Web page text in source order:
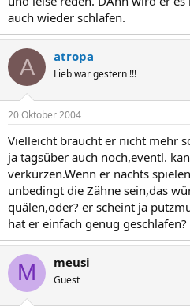
auch wieder schlafen.
A atropa
Lieb war gestern !!!
20 Oktober 2004
Vielleicht braucht er nicht mehr
ja tagsüber auch noch,eventl.
verkürzen.Wenn er nachts
unbedingt die Zähne sein,das
quälen,oder? er scheint ja
hat er einfach genug geschlafen?
M meusi
Guest